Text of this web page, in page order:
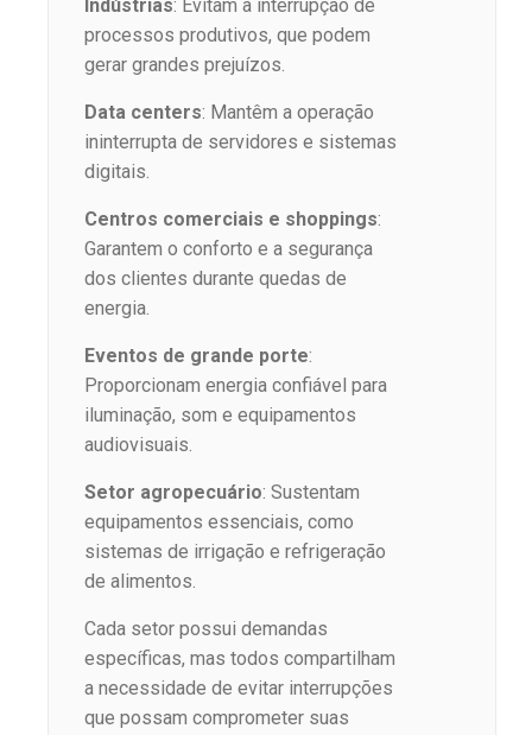
Indústrias: Evitam a interrupção de
processos produtivos, que podem
gerar grandes prejuízos.
Data centers: Mantêm a operação
ininterrupta de servidores e sistemas
digitais.
Centros comerciais e shoppings:
Garantem o conforto e a segurança
dos clientes durante quedas de
energia.
Eventos de grande porte:
Proporcionam energia confiável para
iluminação, som e equipamentos
audiovisuais.
Setor agropecuário: Sustentam
equipamentos essenciais, como
sistemas de irrigação e refrigeração
de alimentos.
Cada setor possui demandas
específicas, mas todos compartilham
a necessidade de evitar interrupções
que possam comprometer suas